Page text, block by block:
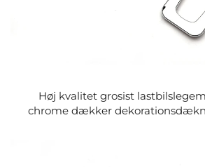
Høj kvalitet grosist
chrome dækker